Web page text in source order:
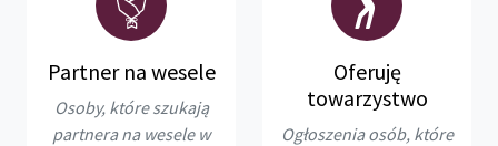
Partner na wesele
Osoby, które szukają
partnera na wesele w
Oferuję
towarzystwo
Ogłoszenia osób, które